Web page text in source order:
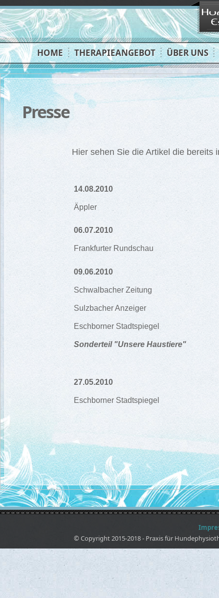
HOME THERAPIEANGEBOT ÜBER UNS
Presse
Hier sehen Sie die Artikel die bereits
14.08.2010
Äppler
06.07.2010
Frankfurter Rundschau
09.06.2010
Schwalbacher Zeitung
Sulzbacher Anzeiger
Eschborner Stadtspiegel
Sonderteil "Unsere Haustiere"
27.05.2010
Eschborner Stadtspiegel
© Copyright 2015-2018 - Praxis für